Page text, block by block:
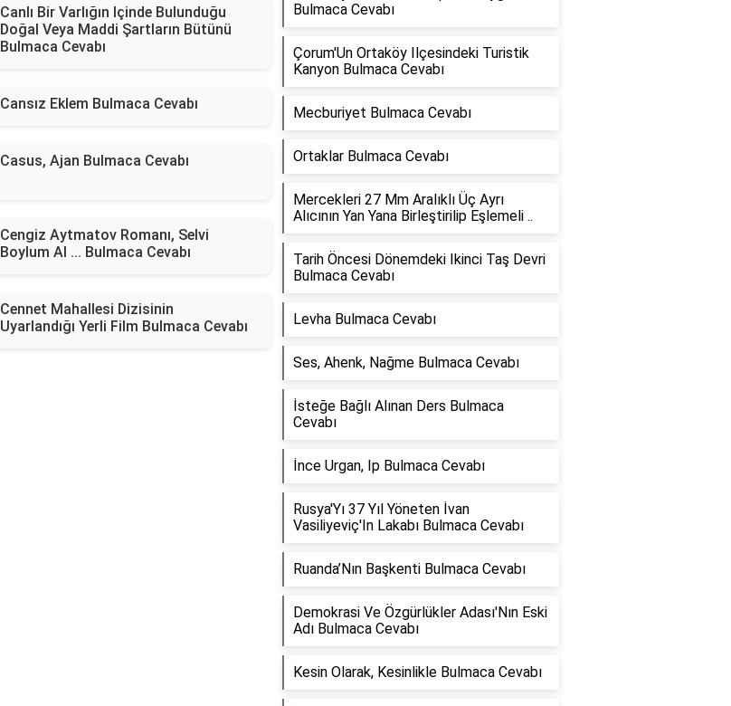
Canlı Bir Varlığın Içinde Bulunduğu
Doğal Veya Maddi Şartların Bütünü
Bulmaca Cevabı
Cansız Eklem Bulmaca Cevabı
Casus, Ajan Bulmaca Cevabı
Cengiz Aytmatov Romanı, Selvi
Boylum Al ... Bulmaca Cevabı
Cennet Mahallesi Dizisinin
Uyarlandığı Yerli Film Bulmaca Cevabı
Bulmaca Cevabı
Çorum'Un Ortaköy Ilçesindeki Turistik
Kanyon Bulmaca Cevabı
Mecburiyet Bulmaca Cevabı
Ortaklar Bulmaca Cevabı
Mercekleri 27 Mm Aralıklı Üç Ayrı
Alıcının Yan Yana Birleştirilip Eşlemeli ..
Tarih Öncesi Dönemdeki Ikinci Taş Devri
Bulmaca Cevabı
Levha Bulmaca Cevabı
Ses, Ahenk, Nağme Bulmaca Cevabı
İsteğe Bağlı Alınan Ders Bulmaca
Cevabı
İnce Urgan, Ip Bulmaca Cevabı
Rusya'Yı 37 Yıl Yöneten İvan
Vasiliyeviç'In Lakabı Bulmaca Cevabı
Ruanda’Nın Başkenti Bulmaca Cevabı
Demokrasi Ve Özgürlükler Adası'Nın Eski
Adı Bulmaca Cevabı
Kesin Olarak, Kesinlikle Bulmaca Cevabı